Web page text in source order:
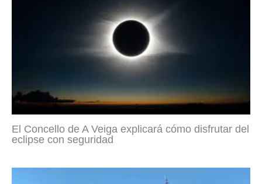
El Concello de A Veiga explicará cómo disfrutar del
eclipse con seguridad